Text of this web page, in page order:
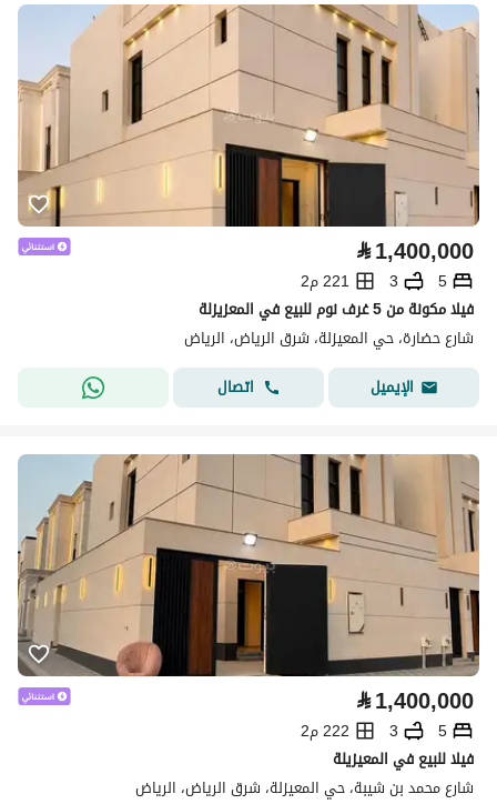
⃁1,400,000
5
3
221 م2
فيلا مكونة من 5 غرف نوم للبيع في المعزيزلة
شارع حضارة، حي المعيزلة، شرق الرياض، الرياض
الإيميل
اتصال
⃁1,400,000
5
3
222 م2
فيلا للبيع في المعيزيلة
شارع محمد بن شيبة، حي المعيزلة، شرق الرياض، الرياض